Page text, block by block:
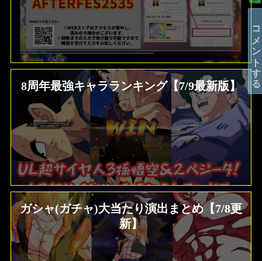
8周年最強キャラランキング【7/9最新版】
ガシャ(ガチャ)大当たり演出まとめ【7/8更
新】
コメントする